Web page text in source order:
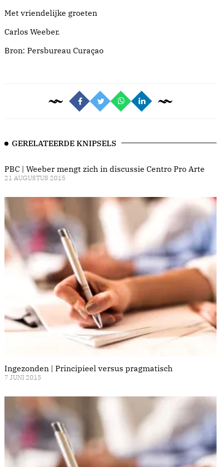
Met vriendelijke groeten
Carlos Weeber.
Bron: Persbureau Curaçao
GERELATEERDE KNIPSELS
PBC | Weeber mengt zich in discussie Centro Pro Arte
21 AUGUSTUS 2015
Ingezonden | Principieel versus pragmatisch
7 JUNI 2015